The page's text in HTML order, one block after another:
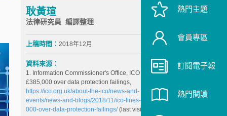
耿黃瑄
法律研究員 編譯整理
上稿時間： 2018年12月
資料來源：
1. Information Commissioner's Office, ICO fines Uber
£385,000 over data protection failings,
https://ico.org.uk/about-the-ico/news-and-
events/news-and-blogs/2018/11/ico-fines-uber-385-
000-over-data-protection-failings/(last visited Dec.
熱門主題
會員專區
訂閱電子報
熱門閱讀